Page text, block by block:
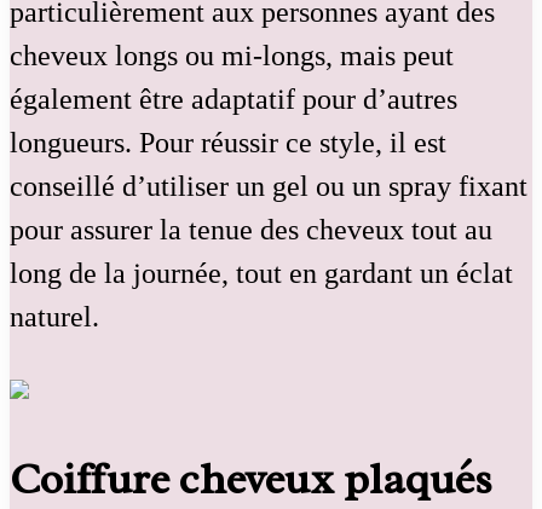
particulièrement aux personnes ayant des
cheveux longs ou mi-longs, mais peut
également être adaptatif pour d’autres
longueurs. Pour réussir ce style, il est
conseillé d’utiliser un gel ou un spray fixant
pour assurer la tenue des cheveux tout au
long de la journée, tout en gardant un éclat
naturel.
Coiffure cheveux plaqués